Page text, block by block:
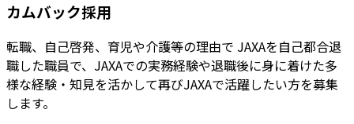
カムバック採用
転職、自己啓発、育児や介護等の理由で JAXAを自己都合退
職した職員で、JAXAでの実務経験や退職後に身に着けた多
様な経験・知見を活かして再びJAXAで活躍したい方を募集
します。